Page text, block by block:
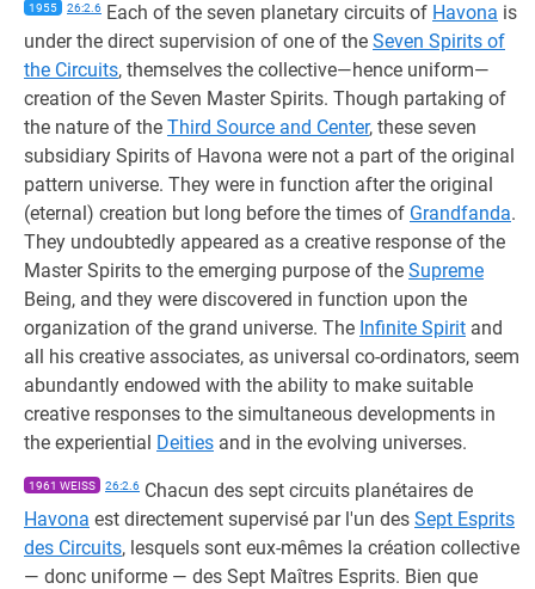
1955 26:2.6 Each of the seven planetary circuits of Havona is
under the direct supervision of one of the Seven Spirits of
the Circuits, themselves the collective—hence uniform—
creation of the Seven Master Spirits. Though partaking of
the nature of the Third Source and Center, these seven
subsidiary Spirits of Havona were not a part of the original
pattern universe. They were in function after the original
(eternal) creation but long before the times of Grandfanda.
They undoubtedly appeared as a creative response of the
Master Spirits to the emerging purpose of the Supreme
Being, and they were discovered in function upon the
organization of the grand universe. The Infinite Spirit and
all his creative associates, as universal co-ordinators, seem
abundantly endowed with the ability to make suitable
creative responses to the simultaneous developments in
the experiential Deities and in the evolving universes.
1961 WEISS 26:2.6 Chacun des sept circuits planétaires de
Havona est directement supervisé par l'un des Sept Esprits
des Circuits, lesquels sont eux-mêmes la création collective
— donc uniforme — des Sept Maîtres Esprits. Bien que